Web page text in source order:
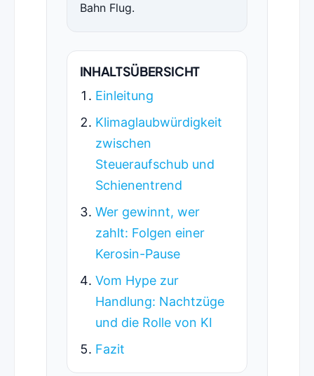
Bahn Flug.
INHALTSÜBERSICHT
Einleitung
Klimaglaubwürdigkeit
zwischen
Steueraufschub und
Schienentrend
Wer gewinnt, wer
zahlt: Folgen einer
Kerosin-Pause
Vom Hype zur
Handlung: Nachtzüge
und die Rolle von KI
Fazit